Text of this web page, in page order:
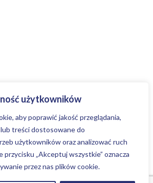
użytkowników
aby poprawić jakość przeglądania,
treści dostosowane do
użytkowników oraz analizować ruch
przycisku „Akceptuj wszystkie” oznacza
przez nas plików cookie.